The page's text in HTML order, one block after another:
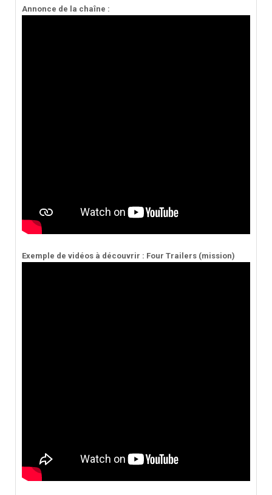
Annonce de la chaîne :
Exemple de vidéos à découvrir : Four Trailers (mission)